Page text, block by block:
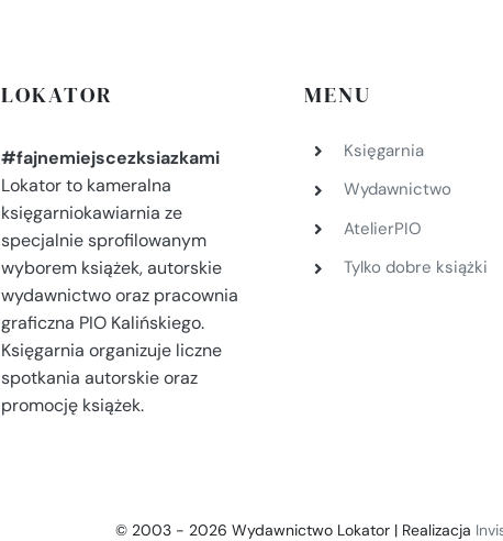
LOKATOR
#fajnemiejscezksiazkami
Lokator to kameralna
księgarniokawiarnia ze
specjalnie sprofilowanym
wyborem książek, autorskie
wydawnictwo oraz pracownia
graficzna PIO Kalińskiego.
Księgarnia organizuje liczne
spotkania autorskie oraz
promocję książek.
MENU
Księgarnia
Wydawnictwo
AtelierPIO
Tylko dobre książki
© 2003 - 2026 Wydawnictwo Lokator | Realizacja